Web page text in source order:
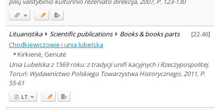
Lituanistika Scientific publications Books & books parts [22.46]
Chodkiewiczowie i unia lubelska
Kirkienė, Genutė
Unia Lubelska z 1569 roku: z tradycji unifi kacyjnych i Rzeczypospolitej.
Toruń: Wydawnictwo Polskiego Towarzystwa Historycznego, 2011, P.
55-61
LT